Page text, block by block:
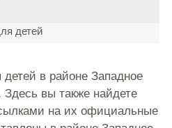
детей
в районе Западное
вы также найдете
на их официальные